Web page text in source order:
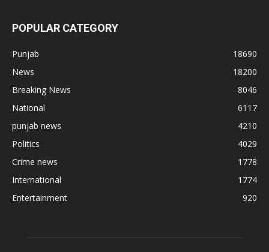
POPULAR CATEGORY
Punjab
18690
News
18200
Breaking News
8046
National
6117
punjab news
4210
Politics
4029
Crime news
1778
International
1774
Entertainment
920